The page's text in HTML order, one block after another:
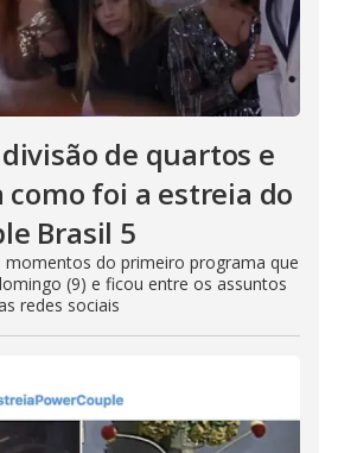
de quartos e
como foi a estreia do
Brasil 5
momentos do primeiro programa que
(9) e ficou entre os assuntos
redes sociais